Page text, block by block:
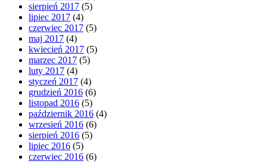
sierpień 2017 (5)
lipiec 2017 (4)
czerwiec 2017 (5)
maj 2017 (4)
kwiecień 2017 (5)
marzec 2017 (5)
luty 2017 (4)
styczeń 2017 (4)
grudzień 2016 (6)
listopad 2016 (5)
październik 2016 (4)
wrzesień 2016 (6)
sierpień 2016 (5)
lipiec 2016 (5)
czerwiec 2016 (6)